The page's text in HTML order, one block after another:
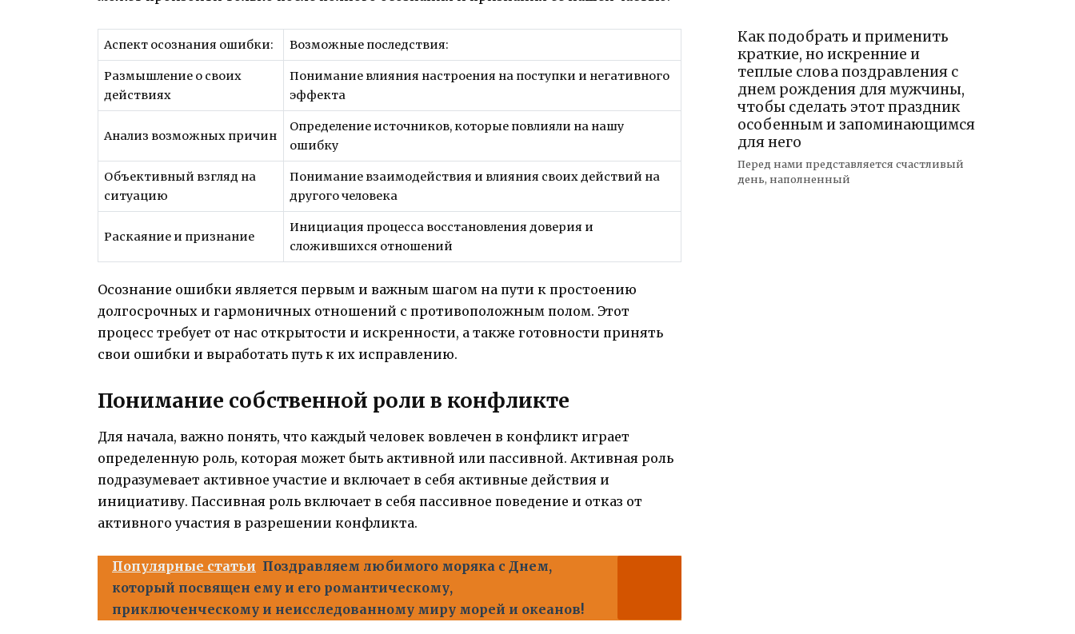
Аспект осознания ошибки: Возможные последствия:
Размышление о своих
действиях
Понимание влияния настроения на поступки и негативного
эффекта
Анализ возможных причин
Определение источников, которые повлияли на нашу
ошибку
Объективный взгляд на
ситуацию
Понимание взаимодействия и влияния своих действий на
другого человека
Раскаяние и признание
Инициация процесса восстановления доверия и
сложившихся отношений
Осознание ошибки является первым и важным шагом на пути к простоению
долгосрочных и гармоничных отношений с противоположным полом. Этот
процесс требует от нас открытости и искренности, а также готовности принять
свои ошибки и выработать путь к их исправлению.
Понимание собственной роли в конфликте
Для начала, важно понять, что каждый человек вовлечен в конфликт играет
определенную роль, которая может быть активной или пассивной. Активная роль
подразумевает активное участие и включает в себя активные действия и
инициативу. Пассивная роль включает в себя пассивное поведение и отказ от
активного участия в разрешении конфликта.
Популярные статьи Поздравляем любимого моряка с Днем,
который посвящен ему и его романтическому,
приключенческому и неисследованному миру морей и океанов!
Как подобрать и применить
краткие, но искренние и
теплые слова поздравления с
днем рождения для мужчины,
чтобы сделать этот праздник
особенным и запоминающимся
для него
Перед нами представляется счастливый
день, наполненный